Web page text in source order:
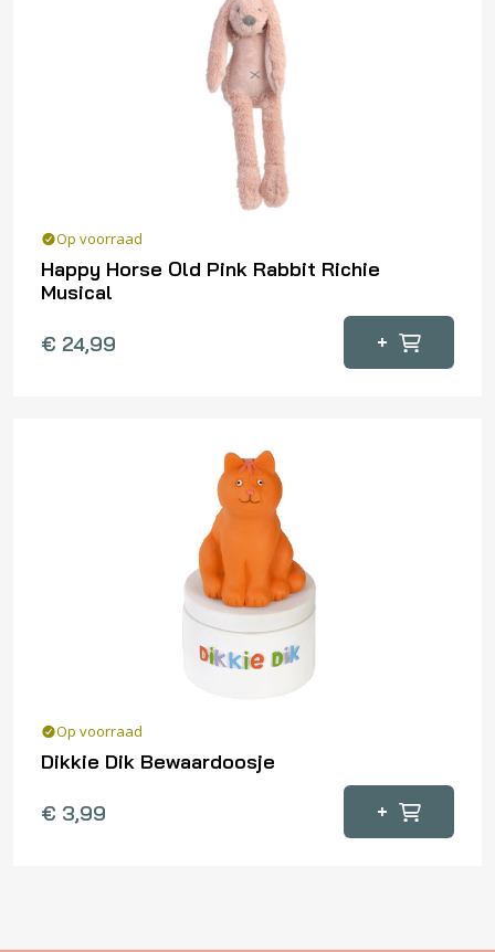
Op voorraad
Happy Horse Old Pink Rabbit Richie
Musical
€ 24,99 +
Op voorraad
Dikkie Dik Bewaardoosje
€ 3,99 +